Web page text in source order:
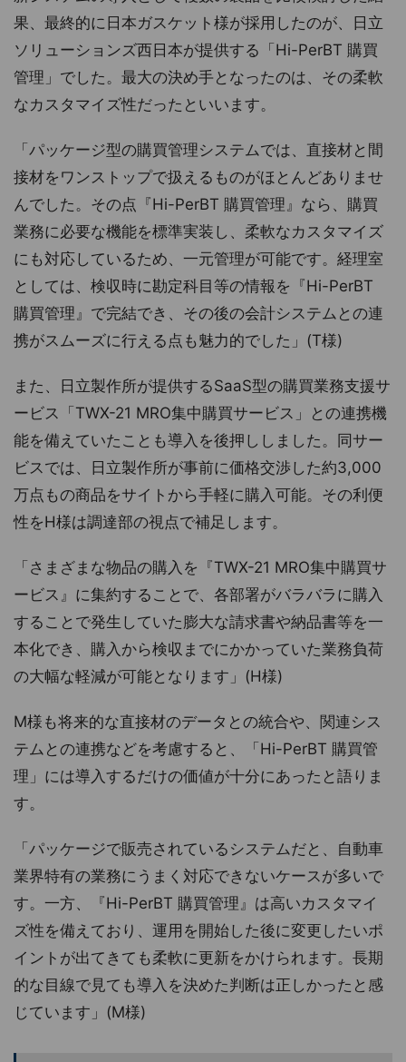
果、最終的に日本ガスケット様が採用したのが、日立
ソリューションズ西日本が提供する「Hi-PerBT 購買
管理」でした。最大の決め手となったのは、その柔軟
なカスタマイズ性だったといいます。
「パッケージ型の購買管理システムでは、直接材と間
接材をワンストップで扱えるものがほとんどありませ
んでした。その点『Hi-PerBT 購買管理』なら、購買
業務に必要な機能を標準実装し、柔軟なカスタマイズ
にも対応しているため、一元管理が可能です。経理室
としては、検収時に勘定科目等の情報を『Hi-PerBT
購買管理』で完結でき、その後の会計システムとの連
携がスムーズに行える点も魅力的でした」(T様)
また、日立製作所が提供するSaaS型の購買業務支援サ
ービス「TWX-21 MRO集中購買サービス」との連携機
能を備えていたことも導入を後押ししました。同サー
ビスでは、日立製作所が事前に価格交渉した約3,000
万点もの商品をサイトから手軽に購入可能。その利便
性をH様は調達部の視点で補足します。
「さまざまな物品の購入を『TWX-21 MRO集中購買サ
ービス』に集約することで、各部署がバラバラに購入
することで発生していた膨大な請求書や納品書等を一
本化でき、購入から検収までにかかっていた業務負荷
の大幅な軽減が可能となります」(H様)
M様も将来的な直接材のデータとの統合や、関連シス
テムとの連携などを考慮すると、「Hi-PerBT 購買管
理」には導入するだけの価値が十分にあったと語りま
す。
「パッケージで販売されているシステムだと、自動車
業界特有の業務にうまく対応できないケースが多いで
す。一方、『Hi-PerBT 購買管理』は高いカスタマイ
ズ性を備えており、運用を開始した後に変更したいポ
イントが出てきても柔軟に更新をかけられます。長期
的な目線で見ても導入を決めた判断は正しかったと感
じています」(M様)